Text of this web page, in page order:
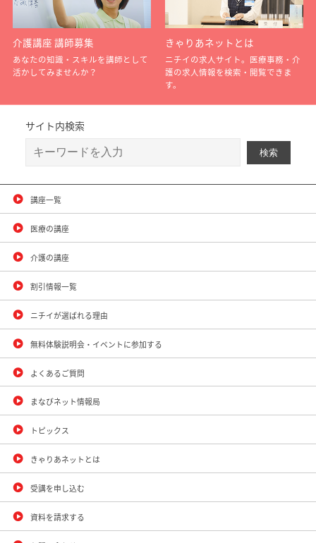
介護講座 講師募集
あなたの知識・スキルを講師として
活かしてみませんか？
きゃりあネットとは
ニチイの求人サイト。医療事務・介
護の求人情報を検索・閲覧できま
す。
サイト内検索
講座一覧
医療の講座
介護の講座
割引情報一覧
ニチイが選ばれる理由
無料体験説明会・イベントに参加する
よくあるご質問
まなびネット情報局
トピックス
きゃりあネットとは
受講を申し込む
資料を請求する